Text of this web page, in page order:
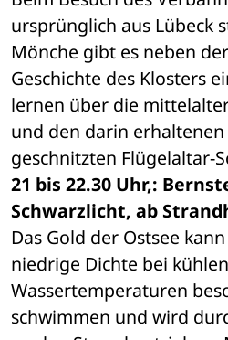
ursprünglich aus Lübeck
Mönche gibt es neben
Geschichte des Klosters
lernen über die
und den darin
geschnitzten Flügelaltar-
21 bis 22.30 Uhr,:
Schwarzlicht, ab
Das Gold der Ostsee
niedrige Dichte bei kühlen
Wassertemperaturen
schwimmen und wird